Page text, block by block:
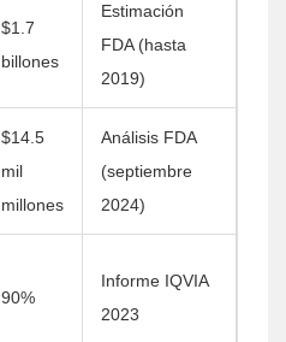
$1.7
billones
Estimación
FDA (hasta
2019)
$14.5
mil
millones
Análisis FDA
(septiembre
2024)
90%
Informe IQVIA
2023